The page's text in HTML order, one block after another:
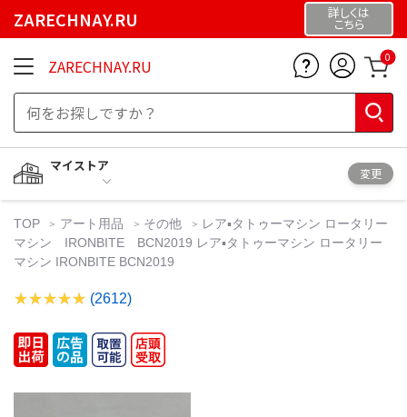
ZARECHNAY.RU 詳しくは
こちら
ZARECHNAY.RU 0
マイストア
変更
TOP アート用品 その他
レア▪️タトゥーマシン ロータリー
マシン IRONBITE BCN2019 レア▪️タトゥーマシン ロータリー
マシン IRONBITE BCN2019
(2612)